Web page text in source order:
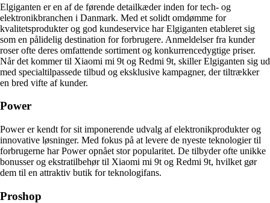
Elgiganten er en af de førende detailkæder inden for tech- og
elektronikbranchen i Danmark. Med et solidt omdømme for
kvalitetsprodukter og god kundeservice har Elgiganten etableret sig
som en pålidelig destination for forbrugere. Anmeldelser fra kunder
roser ofte deres omfattende sortiment og konkurrencedygtige priser.
Når det kommer til Xiaomi mi 9t og Redmi 9t, skiller Elgiganten sig ud
med specialtilpassede tilbud og eksklusive kampagner, der tiltrækker
en bred vifte af kunder.
Power
Power er kendt for sit imponerende udvalg af elektronikprodukter og
innovative løsninger. Med fokus på at levere de nyeste teknologier til
forbrugerne har Power opnået stor popularitet. De tilbyder ofte unikke
bonusser og ekstratilbehør til Xiaomi mi 9t og Redmi 9t, hvilket gør
dem til en attraktiv butik for teknologifans.
Proshop